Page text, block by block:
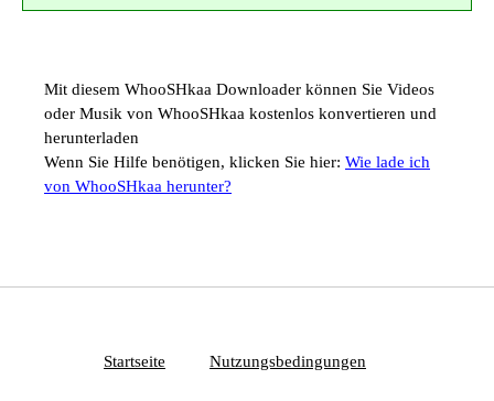
Mit diesem WhooSHkaa Downloader können Sie Videos
oder Musik von WhooSHkaa kostenlos konvertieren und
herunterladen
Wenn Sie Hilfe benötigen, klicken Sie hier: Wie lade ich
von WhooSHkaa herunter?
Startseite Nutzungsbedingungen